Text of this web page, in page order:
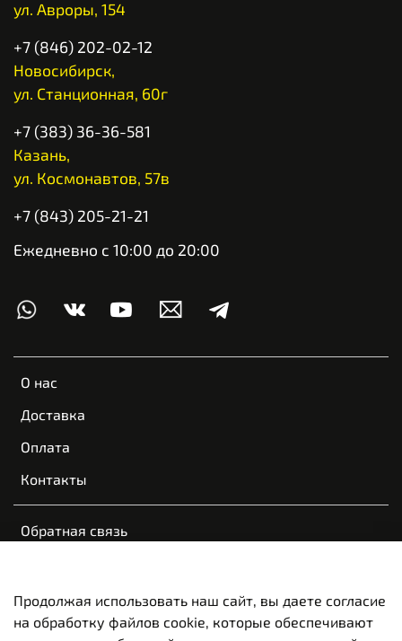
О нас
Доставка
Оплата
Контакты
Обратная связь
Оферта и политика конфиденциальности
Вакансии
ул. Авроры, 154
+7 (846) 202-02-12
Новосибирск,
ул. Станционная, 60г
+7 (383) 36-36-581
Казань,
ул. Космонавтов, 57в
+7 (843) 205-21-21
Ежедневно с 10:00 до 20:00
Продолжая использовать наш сайт, вы даете согласие
на обработку файлов cookie, которые обеспечивают